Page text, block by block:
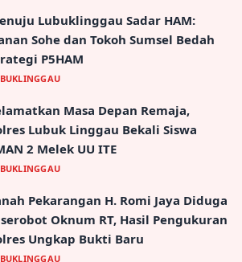
dan Homeless Media:
Pentingnya Standar dan
07:42:09